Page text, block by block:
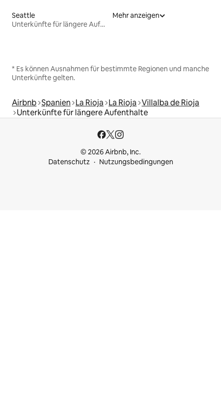
Seattle
Unterkünfte für längere Aufenthalte
Mehr anzeigen
* Es können Ausnahmen für bestimmte Regionen und manche
Unterkünfte gelten.
Airbnb Spanien La Rioja La Rioja Villalba de Rioja
Unterkünfte für längere Aufenthalte
© 2026 Airbnb, Inc.
Datenschutz
Nutzungsbedingungen